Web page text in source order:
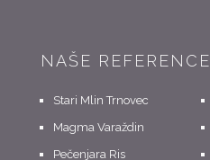
NAŠE REFERENCE
Stari Mlin Trnovec
Magma Varaždin
Pečenjara Ris